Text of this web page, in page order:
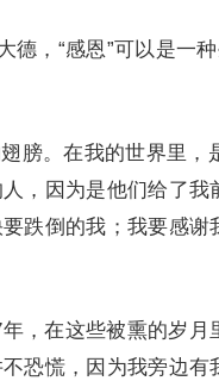
，“感恩”可以是一
。在我的世界里，
，因为是他们给了我
跌倒的我；我要感谢
在这些被熏的岁月
恐慌，因为我旁边有